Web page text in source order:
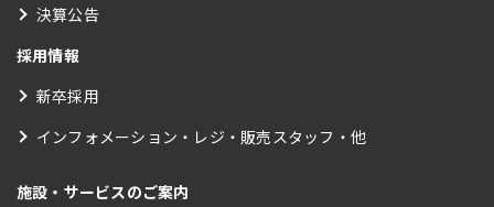
決算公告
採用情報
新卒採用
インフォメーション・レジ・販売スタッフ・他
施設・サービスのご案内